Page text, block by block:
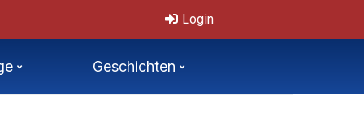
Login
Geschichten